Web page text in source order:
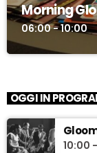
Morning
06:00 - 10:00
OGGI IN
10:00